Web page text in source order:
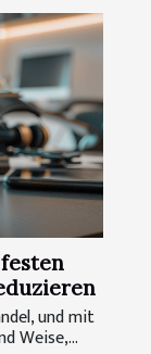
und mit
Weise,...